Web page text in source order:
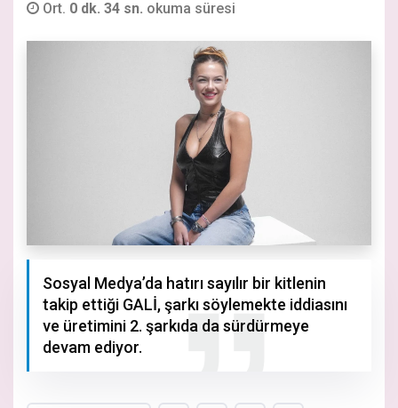
Ort. 0 dk. 34 sn. okuma süresi
Sosyal Medya’da hatırı sayılır bir kitlenin
takip ettiği GALİ, şarkı söylemekte iddiasını
ve üretimini 2. şarkıda da sürdürmeye
devam ediyor.